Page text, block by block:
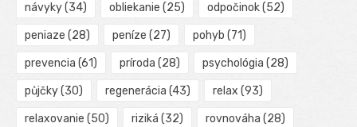
návyky(34) obliekanie (25) odpočinok(52)
peniaze (28) peníze (27) pohyb (71)
prevencia (61) príroda (28) psychológia (28)
půjčky(30) regenerácia (43) relax (93)
relaxovanie (50) riziká (32) rovnováha (28)